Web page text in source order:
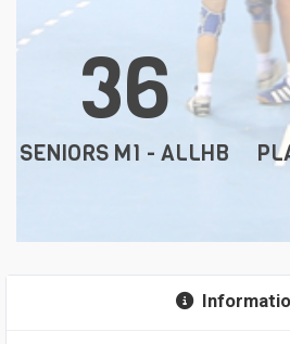
36
SENIORS M1 - ALLHB